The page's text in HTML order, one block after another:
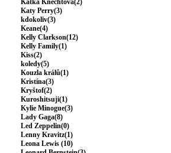
Katka Knechtová(2)
Katy Perry(3)
kdokoliv(3)
Keane(4)
Kelly Clarkson(12)
Kelly Family(1)
Kiss(2)
koledy(5)
Kouzla králů(1)
Kristína(3)
Kryštof(2)
Kuroshitsuji(1)
Kylie Minogue(3)
Lady Gaga(8)
Led Zeppelin(0)
Lenny Kravitz(1)
Leona Lewis (10)